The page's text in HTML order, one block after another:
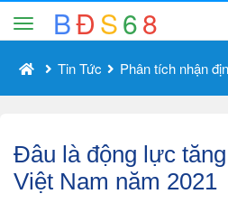
BĐS68
Tin Tức Phân tích nhận
Đâu là động lực
Việt Nam năm 2021